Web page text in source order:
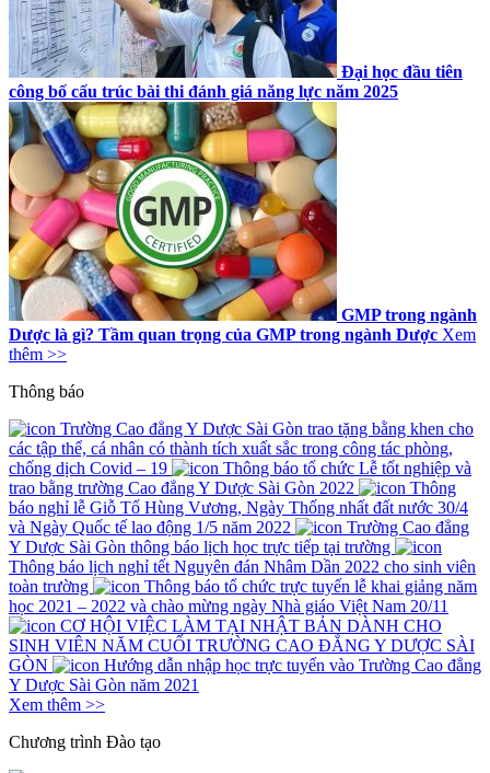
Đại học đầu tiên
công bố cấu trúc bài thi đánh giá năng lực năm 2025
GMP trong ngành
Dược là gì? Tầm quan trọng của GMP trong ngành Dược Xem
thêm >>
Thông báo
Trường Cao đẳng Y Dược Sài Gòn trao tặng bằng khen cho
các tập thể, cá nhân có thành tích xuất sắc trong công tác phòng,
chống dịch Covid – 19
Thông báo tổ chức Lễ tốt nghiệp và
trao bằng trường Cao đẳng Y Dược Sài Gòn 2022
Thông
báo nghỉ lễ Giỗ Tổ Hùng Vương, Ngày Thống nhất đất nước 30/4
và Ngày Quốc tế lao động 1/5 năm 2022
Trường Cao đẳng
Y Dược Sài Gòn thông báo lịch học trực tiếp tại trường
Thông báo lịch nghỉ tết Nguyên đán Nhâm Dần 2022 cho sinh viên
toàn trường
Thông báo tổ chức trực tuyến lễ khai giảng năm
học 2021 – 2022 và chào mừng ngày Nhà giáo Việt Nam 20/11
CƠ HỘI VIỆC LÀM TẠI NHẬT BẢN DÀNH CHO
SINH VIÊN NĂM CUỐI TRƯỜNG CAO ĐẲNG Y DƯỢC SÀI
GÒN
Hướng dẫn nhập học trực tuyến vào Trường Cao đẳng
Y Dược Sài Gòn năm 2021
Xem thêm >>
Chương trình Đào tạo